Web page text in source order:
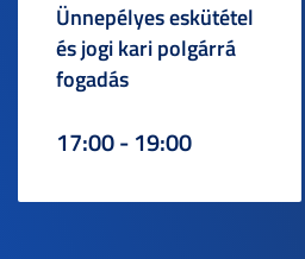
Ünnepélyes eskütétel
és jogi kari polgárrá
fogadás
17:00 - 19:00